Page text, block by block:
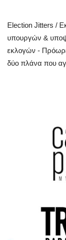
Sport
Health
Cost Of Living
Opinion +
Election Jitters /
υπουργών &
εκλογών -
δύο πλάνα που